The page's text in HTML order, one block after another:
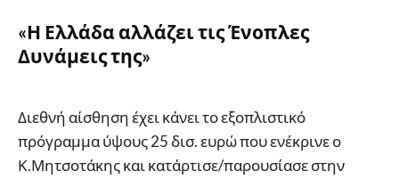
«Η Ελλάδα αλλάζει τις Ένοπλες
Δυνάμεις της»
Διεθνή αίσθηση έχει κάνει το εξοπλιστικό
πρόγραμμα ύψους 25 δισ. ευρώ που ενέκρινε ο
Κ.Μητσοτάκης και κατάρτισε/παρουσίασε στην